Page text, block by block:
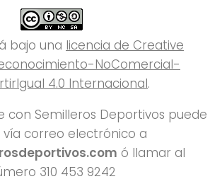
bajo una licencia de Creative
NoComercial-
4.0 Internacional.
con Semilleros Deportivos puede
vía correo electrónico a
ó llamar al
310 453 9242